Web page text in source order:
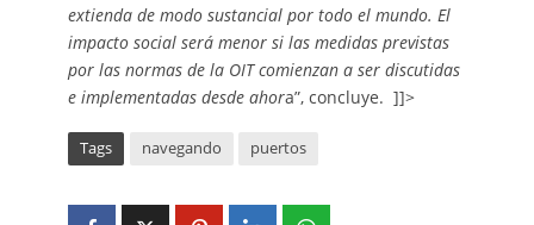
extienda de modo sustancial por todo el mundo. El
impacto social será menor si las medidas previstas
por las normas de la OIT comienzan a ser discutidas
e implementadas desde ahora”, concluye. ]]>
Tags navegando puertos